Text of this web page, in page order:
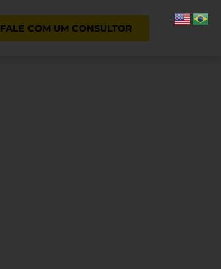
FALE COM UM CONSULTOR